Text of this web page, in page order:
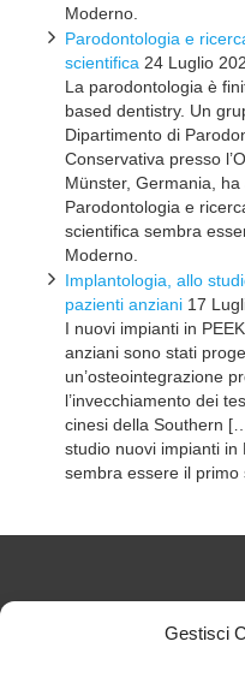
Gestisci
Moderno.
Parodontologia e
scientifica 24 Luglio
La parodontologia è
based dentistry. Un
Dipartimento di
Conservativa presso
Münster, Germania,
Parodontologia e
scientifica sembra
Moderno.
Implantologia, allo
pazienti anziani 17
I nuovi impianti in
anziani sono stati
un’osteointegrazione
l’invecchiamento dei
cinesi della Southern
studio nuovi impianti in
sembra essere il primo
Articoli Recenti